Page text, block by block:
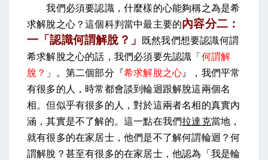
我們必須要認識，什麼樣的心能夠稱之為是希
求解脫之心？這個科判當中最主要的內容分二：
一「認識何謂解脫？」
既然我們想要認識何謂
希求解脫之心的話，我們必須要先認識「 何謂解
脫？ 」。第二個部分『希求解脫之心 』，我們平常
有很多的人，時常都會談到輪迴跟解脫這兩個名
相。但似乎有很多的人，對於這兩者名相的真實內
涵，其實是不了解的。這一點在我們拉達克當地，
就有很多的在家居士，他們是不了解何謂輪迴？何
謂解脫？甚至有很多的在家居士，他認為「我是輪